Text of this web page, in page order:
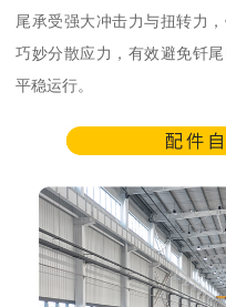
尾承受强大冲击力与扭转力
巧妙分散应力，有效避免钎
平稳运行。